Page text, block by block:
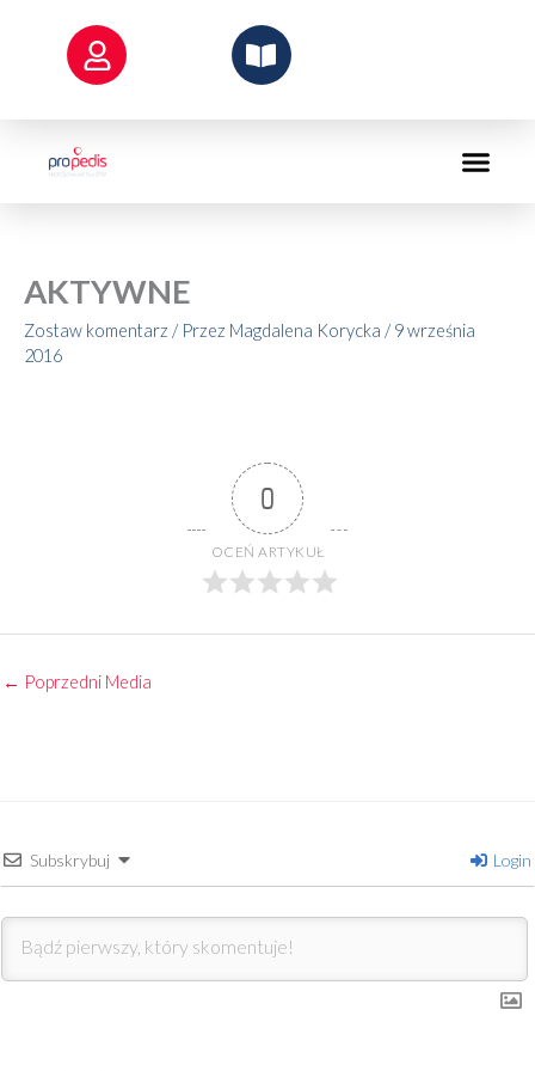
AKTYWNE
Zostaw komentarz / Przez Magdalena Korycka / 9 września
2016
0
OCEŃ ARTYKUŁ
← Poprzedni Media
Subskrybuj Login